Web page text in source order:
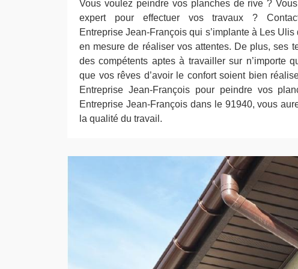
Vous voulez peindre vos planches de rive ?
expert pour effectuer vos travaux ?
Entreprise Jean-François qui s’implante à Les
en mesure de réaliser vos attentes. De plus, ses
des compétents aptes à travailler sur n’importe
que vos rêves d’avoir le confort soient bien
Entreprise Jean-François pour peindre vos
Entreprise Jean-François dans le 91940, vous
la qualité du travail.